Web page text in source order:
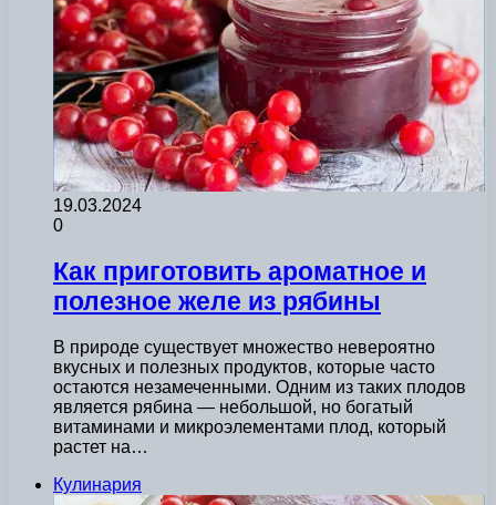
19.03.2024
0
Как приготовить ароматное и
полезное желе из рябины
В природе существует множество невероятно
вкусных и полезных продуктов, которые часто
остаются незамеченными. Одним из таких плодов
является рябина — небольшой, но богатый
витаминами и микроэлементами плод, который
растет на…
Кулинария